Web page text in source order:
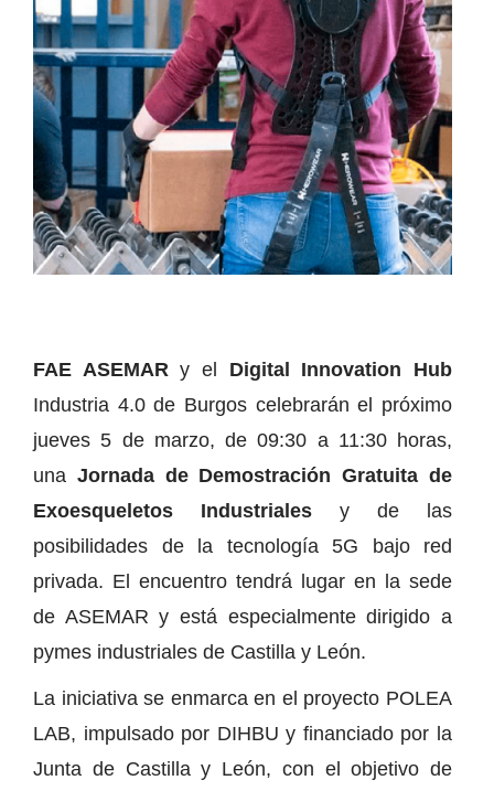
FAE ASEMAR y el Digital Innovation Hub
Industria 4.0 de Burgos celebrarán el próximo
jueves 5 de marzo, de 09:30 a 11:30 horas,
una Jornada de Demostración Gratuita de
Exoesqueletos Industriales y de las
posibilidades de la tecnología 5G bajo red
privada. El encuentro tendrá lugar en la sede
de ASEMAR y está especialmente dirigido a
pymes industriales de Castilla y León.
La iniciativa se enmarca en el proyecto POLEA
LAB, impulsado por DIHBU y financiado por la
Junta de Castilla y León, con el objetivo de